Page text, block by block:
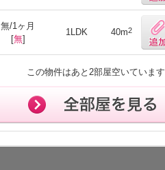
無/1ヶ月
[無]
1LDK 40m2
この物件はあと2部屋空いています